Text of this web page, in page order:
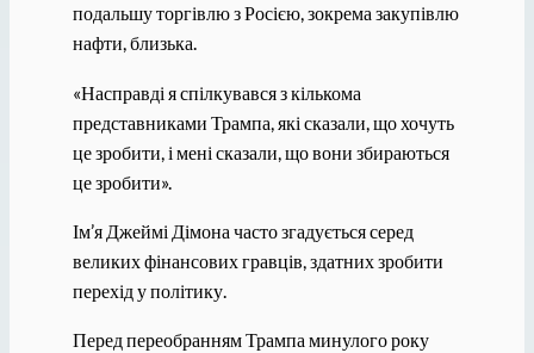
подальшу торгівлю з Росією, зокрема закупівлю
нафти, близька.
«Насправді я спілкувався з кількома
представниками Трампа, які сказали, що хочуть
це зробити, і мені сказали, що вони збираються
це зробити».
Ім’я Джеймі Дімона часто згадується серед
великих фінансових гравців, здатних зробити
перехід у політику.
Перед переобранням Трампа минулого року